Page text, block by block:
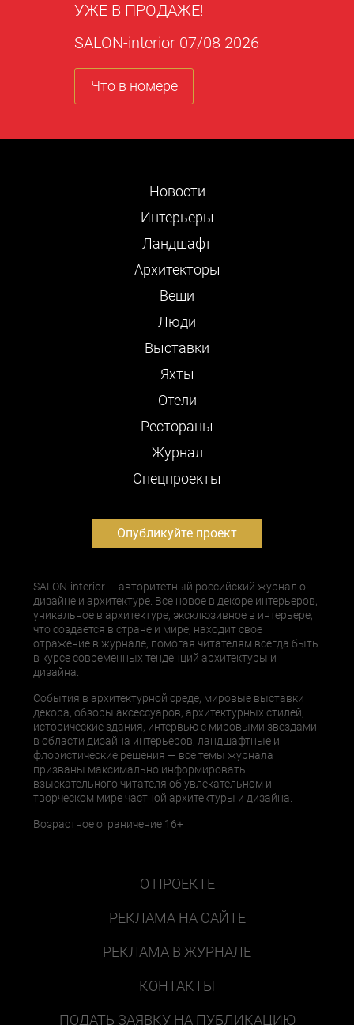
УЖЕ В ПРОДАЖЕ!
SALON-interior 07/08 2026
Что в номере
Новости
Интерьеры
Ландшафт
Архитекторы
Вещи
Люди
Выставки
Яхты
Отели
Рестораны
Журнал
Cпецпроекты
Опубликуйте проект
SALON-interior — авторитетный российский журнал о
дизайне и архитектуре. Все новое в декоре интерьеров,
уникальное в архитектуре, эксклюзивное в интерьере,
что создается в стране и мире, находит свое
отражение в журнале, помогая читателям всегда быть
в курсе современных тенденций архитектуры и
дизайна.
События в архитектурной среде, мировые выставки
декора, обзоры аксессуаров, архитектурных стилей,
исторические здания, интервью с мировыми звездами
в области дизайна интерьеров, ландшафтные и
флористические решения — все темы журнала
призваны максимально информировать
взыскательного читателя об увлекательном и
творческом мире частной архитектуры и дизайна.
Возрастное ограничение 16+
О ПРОЕКТЕ
РЕКЛАМА НА САЙТЕ
РЕКЛАМА В ЖУРНАЛЕ
КОНТАКТЫ
ПОДАТЬ ЗАЯВКУ НА ПУБЛИКАЦИЮ